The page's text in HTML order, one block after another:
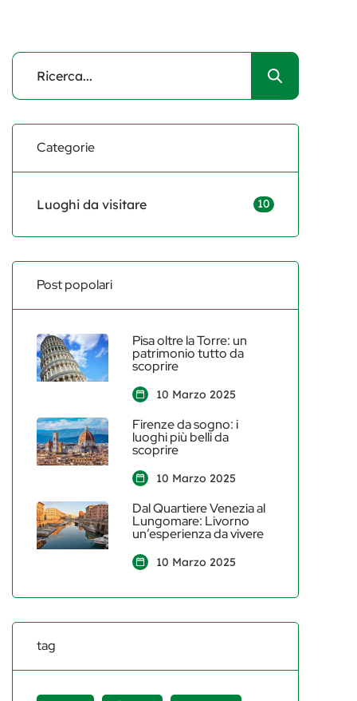
Categorie
Luoghi da visitare 10
Post popolari
Pisa oltre la Torre: un
patrimonio tutto da
scoprire
10 Marzo 2025
Firenze da sogno: i
luoghi più belli da
scoprire
10 Marzo 2025
Dal Quartiere Venezia al
Lungomare: Livorno
un’esperienza da vivere
10 Marzo 2025
tag